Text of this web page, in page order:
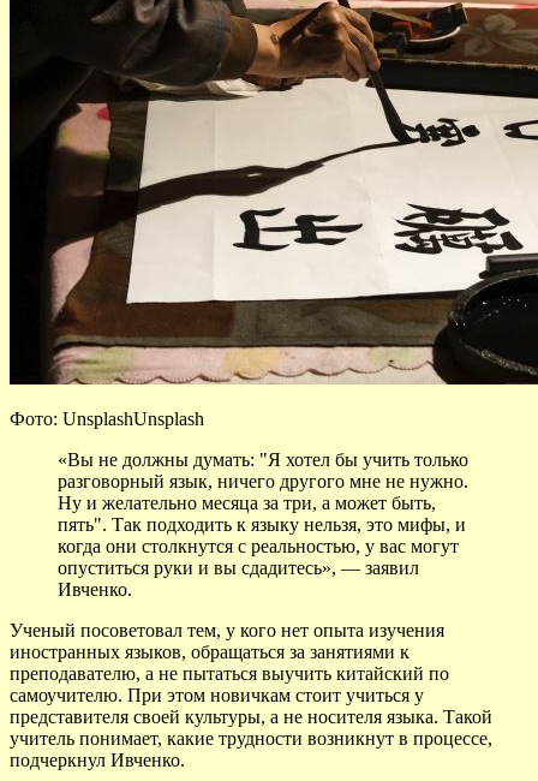
Фото: UnsplashUnsplash
«Вы не должны думать: "Я хотел бы учить только
разговорный язык, ничего другого мне не нужно.
Ну и желательно месяца за три, а может быть,
пять". Так подходить к языку нельзя, это мифы, и
когда они столкнутся с реальностью, у вас могут
опуститься руки и вы сдадитесь», — заявил
Ивченко.
Ученый посоветовал тем, у кого нет опыта изучения
иностранных языков, обращаться за занятиями к
преподавателю, а не пытаться выучить китайский по
самоучителю. При этом новичкам стоит учиться у
представителя своей культуры, а не носителя языка. Такой
учитель понимает, какие трудности возникнут в процессе,
подчеркнул Ивченко.